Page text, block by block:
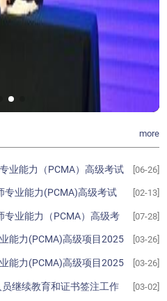
more
[06-26]
业能力（PCMA）高级考试
[02-13]
专业能力(PCMA)高级考试
[07-28]
业能力（PCMA）高级考
[03-26]
能力(PCMA)高级项目2025
[03-26]
能力(PCMA)高级项目2025
[03-02]
继续教育和证书签注工作